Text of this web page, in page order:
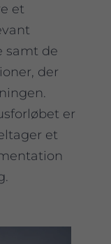
et
samt de
der
er
et